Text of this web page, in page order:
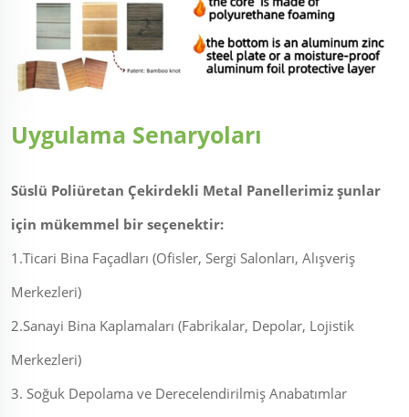
Uygulama Senaryoları
Süslü Poliüretan Çekirdekli Metal Panellerimiz şunlar
için mükemmel bir seçenektir:
1.Ticari Bina Façadları (Ofisler, Sergi Salonları, Alışveriş
Merkezleri)
2.Sanayi Bina Kaplamaları (Fabrikalar, Depolar, Lojistik
Merkezleri)
3. Soğuk Depolama ve Derecelendirilmiş Anabatımlar